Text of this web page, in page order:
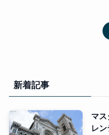
新着記事
マ
レ